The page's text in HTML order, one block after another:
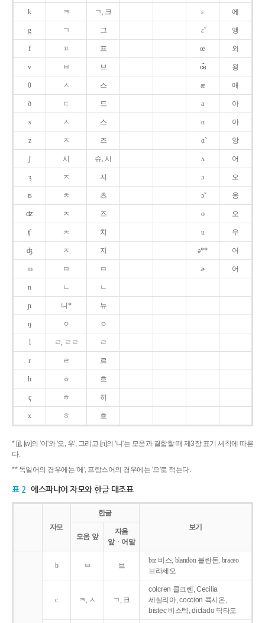
k ㅋ ㄱ, 크 ɛ 에
g ㄱ 그 ɛ̃ 앵
f ㅍ 프 œ 외
v ㅂ 브 욍
θ ㅅ 스 æ 애
ð ㄷ 드 a 아
s ㅅ 스 ɑ 아
z ㅈ 즈 ɑ̃ 앙
ʃ 시 슈, 시 ʌ 어
ʒ ㅈ 지 ɔ 오
ʦ ㅊ 츠 ɔ̃ 옹
ʣ ㅈ 즈 o 오
ʧ ㅊ 치 u 우
ʤ ㅈ 지 ə** 어
m ㅁ ㅁ ɚ 어
n ㄴ ㄴ
ɲ 니* 뉴
ŋ ㅇ ㅇ
l ㄹ, ㄹㄹ ㄹ
r ㄹ 르
h ㅎ 흐
ç ㅎ 히
x ㅎ 흐
* [j], [w]의 '이'와 '오, 우', 그리고 [ɲ]의 '니'는 모음과 결합할 때 제3장 표기 세칙에 따른
다.
** 독일어의 경우에는 '에', 프랑스어의 경우에는 '으'로 적는다.
표 2 에스파냐어 자모와 한글 대조표
자모
한글
보기
모음 앞
자음
앞ㆍ어말
b ㅂ 브
biz 비스, blandon 블란돈, braceo
브라세오
c ㅋ, ㅅ ㄱ, 크
colcren 콜크렌, Cecilia
세실리아, coccion 콕시온,
bistec 비스텍, dictado 딕타도